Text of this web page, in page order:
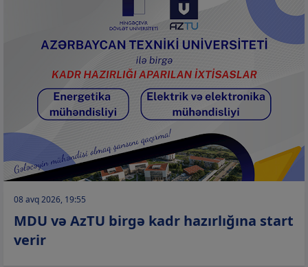
08 avq 2026, 19:55
MDU və AzTU birgə kadr hazırlığına start
verir